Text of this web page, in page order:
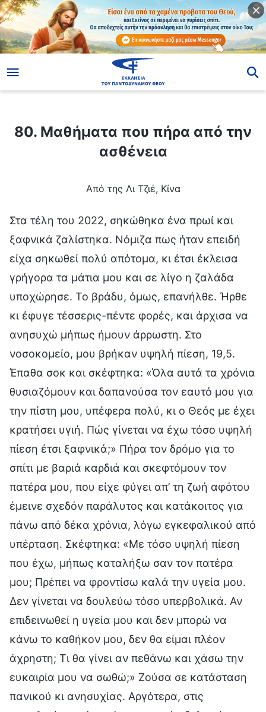
80. Μαθήματα που πήρα από την ασθένεια
80. Μαθήματα που πήρα από την
ασθένεια
Από της Λι Τζιέ, Κίνα
Στα τέλη του 2022, σηκώθηκα ένα πρωί και
ξαφνικά ζαλίστηκα. Νόμιζα πως ήταν επειδή
είχα σηκωθεί πολύ απότομα, κι έτσι έκλεισα
γρήγορα τα μάτια μου και σε λίγο η ζαλάδα
υποχώρησε. Το βράδυ, όμως, επανήλθε. Ήρθε
κι έφυγε τέσσερις-πέντε φορές, και άρχισα να
ανησυχώ μήπως ήμουν άρρωστη. Στο
νοσοκομείο, μου βρήκαν υψηλή πίεση, 19,5.
Έπαθα σοκ και σκέφτηκα: «Όλα αυτά τα χρόνια
θυσιαζόμουν και δαπανούσα τον εαυτό μου για
την πίστη μου, υπέφερα πολύ, κι ο Θεός με έχει
κρατήσει υγιή. Πώς γίνεται να έχω τόσο υψηλή
πίεση έτσι ξαφνικά;» Πήρα τον δρόμο για το
σπίτι με βαριά καρδιά και σκεφτόμουν τον
πατέρα μου, που είχε φύγει απ’ τη ζωή αφότου
έμεινε σχεδόν παράλυτος και κατάκοιτος για
πάνω από δέκα χρόνια, λόγω εγκεφαλικού από
υπέρταση. Σκέφτηκα: «Με τόσο υψηλή πίεση
που έχω, μήπως καταλήξω σαν τον πατέρα
μου; Πρέπει να φροντίσω καλά την υγεία μου.
Δεν γίνεται να δουλεύω τόσο υπερβολικά. Αν
επιδεινωθεί η υγεία μου και δεν μπορώ να
κάνω το καθήκον μου, δεν θα είμαι πλέον
άχρηστη; Τι θα γίνει αν πεθάνω και χάσω την
ευκαιρία μου να σωθώ;» Ζούσα σε κατάσταση
πανικού κι ανησυχίας. Αργότερα, στις